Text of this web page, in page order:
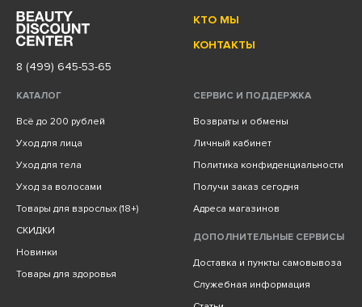
КТО МЫ
КОНТАКТЫ
8 (499) 645-53-65
КАТАЛОГ
Всё до 200 рублей
Уход для лица
Уход для тела
Уход за волосами
Товары для взрослых (18+)
СКИДКИ
Новинки
Товары для здоровья
СЕРВИС И ПОДДЕРЖКА
Возвраты и обмены
Личный кабинет
Политика конфиденциальности
Получи заказ сегодня
Адреса магазинов
ДОПОЛНИТЕЛЬНЫЕ СЕРВИСЫ
Доставка и пункты самовывоза
Служебная информация